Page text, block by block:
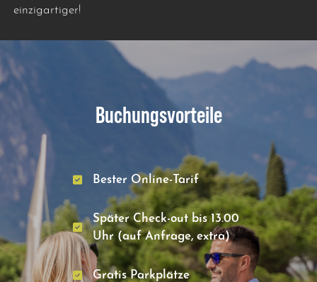
einzigartiger!
Buchungsvorteile
Bester Online-Tarif
Später Check-out bis 13.00
Uhr (auf Anfrage, extra)
Gratis Parkplätze